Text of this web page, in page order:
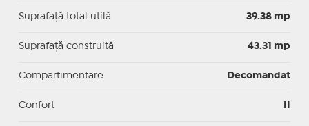
Suprafaţă total utilă 39.38 mp
Suprafaţă construită 43.31 mp
Compartimentare Decomandat
Confort